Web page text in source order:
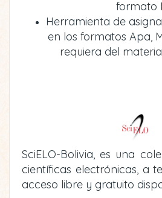
formato
Herramienta de
en los formatos Apa,
requiera del
SciELO-Bolivia, es una
científicas electrónicas, a
acceso libre y gratuito